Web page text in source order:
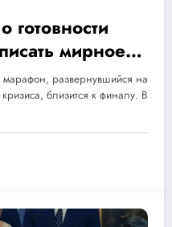
готовности
мирное
развернувшийся на
близится к финалу. В